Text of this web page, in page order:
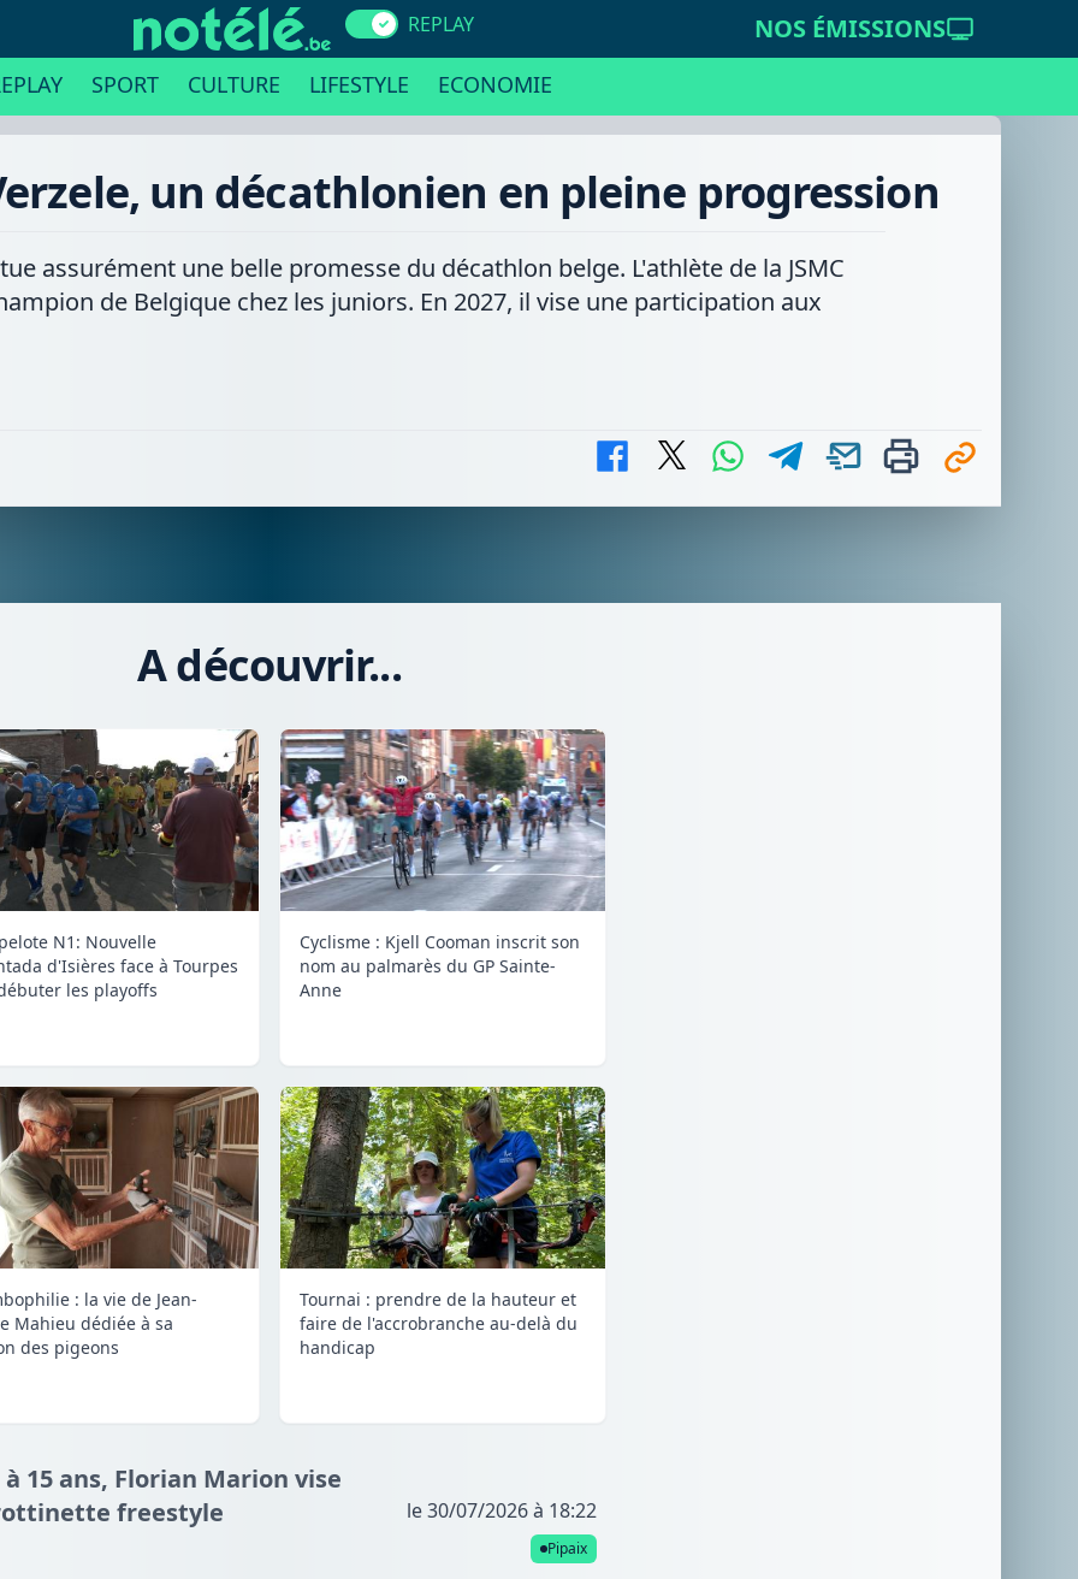
REPLAY NOS ÉMISSIONS
SPORT CULTURE LIFESTYLE ECONOMIE
un décathlonien en pleine progression
assurément une belle promesse du décathlon belge. L'athlète de la JSMC
de Belgique chez les juniors. En 2027, il vise une participation aux
A découvrir...
N1: Nouvelle
d'Isières face à Tourpes
les playoffs
Cyclisme : Kjell Cooman inscrit son
nom au palmarès du GP Sainte-
Anne
: la vie de Jean-
Mahieu dédiée à sa
des pigeons
Tournai : prendre de la hauteur et
faire de l'accrobranche au-delà du
handicap
15 ans, Florian Marion vise
freestyle
le 30/07/2026 à 18:22
Pipaix